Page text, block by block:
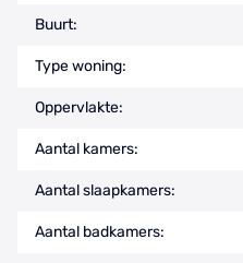
Buurt:
Type woning:
Oppervlakte:
Aantal kamers:
Aantal slaapkamers:
Aantal badkamers: